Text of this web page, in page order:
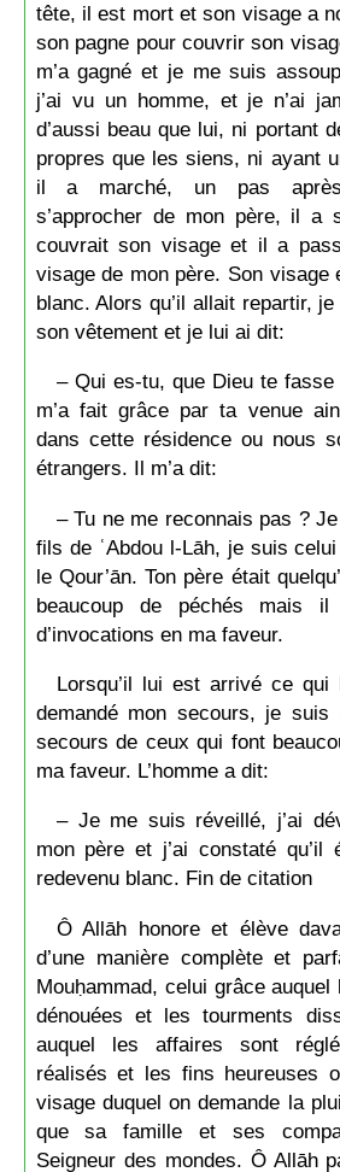
tête, il est mort et son visage a
son pagne pour couvrir son
m’a gagné et je me suis
j’ai vu un homme, et je n’ai
d’aussi beau que lui, ni portant
propres que les siens, ni ayant
il a marché, un pas après
s’approcher de mon père, il a
couvrait son visage et il a
visage de mon père. Son visage
blanc. Alors qu’il allait repartir,
son vêtement et je lui ai dit:
– Qui es-tu, que Dieu te
m’a fait grâce par ta venue
dans cette résidence ou nous
étrangers. Il m’a dit:
– Tu ne me reconnais pas ?
fils de ʿAbdou l-Lāh, je suis
le Qour’ān. Ton père était
beaucoup de péchés mais il
d’invocations en ma faveur.
Lorsqu’il lui est arrivé ce
demandé mon secours, je
secours de ceux qui font
ma faveur. L’homme a dit:
– Je me suis réveillé, j’ai
mon père et j’ai constaté qu’il
redevenu blanc. Fin de citation
Ô Allāh honore et élève
d’une manière complète et
Mouḥammad, celui grâce
dénouées et les tourments
auquel les affaires sont
réalisés et les fins heureuses
visage duquel on demande la
que sa famille et ses
Seigneur des mondes. Ô Allāh